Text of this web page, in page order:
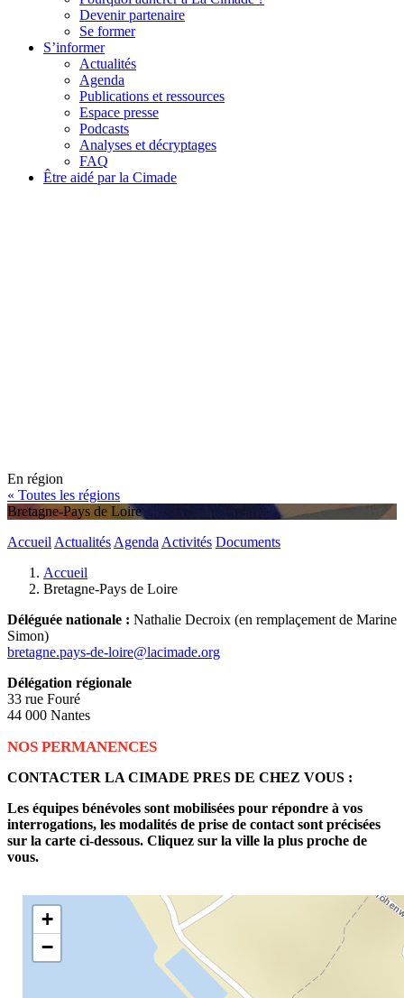
Devenir partenaire
Se former
S’informer
Actualités
Agenda
Publications et ressources
Espace presse
Podcasts
Analyses et décryptages
FAQ
Être aidé par la Cimade
En région
« Toutes les régions
Bretagne-Pays de Loire
Accueil Actualités Agenda Activités Documents
Accueil
Bretagne-Pays de Loire
Déléguée nationale : Nathalie Decroix (en remplaçement de Marine
Simon)
bretagne.pays-de-loire@lacimade.org
Délégation régionale
33 rue Fouré
44 000 Nantes
NOS PERMANENCES
CONTACTER LA CIMADE PRES DE CHEZ VOUS :
Les équipes bénévoles sont mobilisées pour répondre à vos
interrogations, les modalités de prise de contact sont précisées
sur la carte ci-dessous. Cliquez sur la ville la plus proche de
vous.
+
−